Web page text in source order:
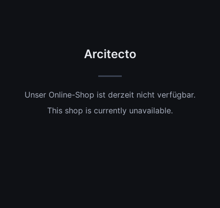
Arcitecto
Unser Online-Shop ist derzeit nicht verfügbar.
This shop is currently unavailable.